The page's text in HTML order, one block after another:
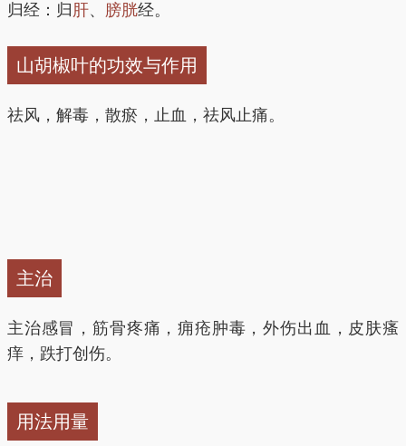
归经：归 肝、 膀胱经。
山胡椒叶的功效与作用
祛风，解毒，散瘀，止血，祛风止痛。
主治
主治感冒，筋骨疼痛，痈疮肿毒，外伤出血，皮肤瘙
痒，跌打创伤。
用法用量